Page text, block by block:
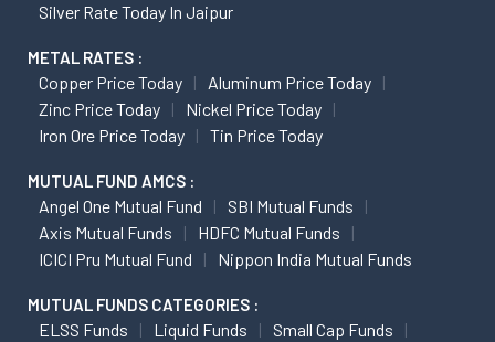
Silver Rate Today In Jaipur
METAL RATES :
Copper Price Today
Aluminum Price Today
Zinc Price Today
Nickel Price Today
Iron Ore Price Today
Tin Price Today
MUTUAL FUND AMCS :
Angel One Mutual Fund
SBI Mutual Funds
Axis Mutual Funds
HDFC Mutual Funds
ICICI Pru Mutual Fund
Nippon India Mutual Funds
MUTUAL FUNDS CATEGORIES :
ELSS Funds Liquid Funds
Small Cap Funds